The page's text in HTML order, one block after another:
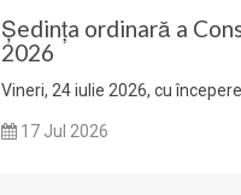
Ședinţa ordinară a
2026
Vineri, 24 iulie 2026, cu
17 Jul 2026